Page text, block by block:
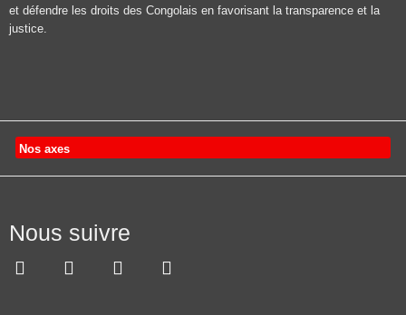
et défendre les droits des Congolais en favorisant la transparence et la
justice.
Nos axes
Nous suivre